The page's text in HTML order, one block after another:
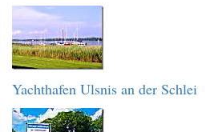
Yachthafen Ulsnis an der Schlei